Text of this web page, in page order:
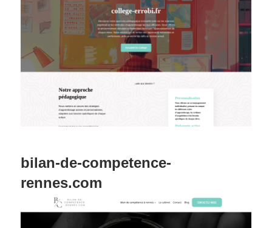
bilan-de-competence-
rennes.com